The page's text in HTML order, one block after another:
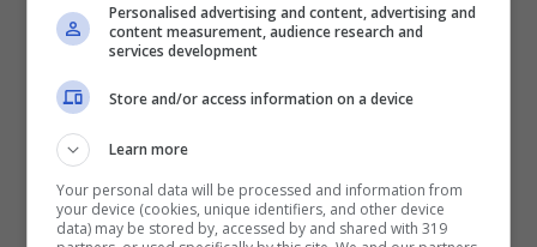
Elden Ring, nuovo aggiornamento (mrinformatico)
Come riporta ‘spaziogames’, recentemente
Bandai Namco e FromSoftware
rilasciato
migliorarel’esperienza di gioco delsoulslike
open world , aggiornamento che sembra
Personalised advertising and content, advertising and
content measurement, audience research and
services development
Store and/or access information on a device
Learn more
Your personal data will be processed and information from
your device (cookies, unique identifiers, and other device
data) may be stored by, accessed by and shared with 319